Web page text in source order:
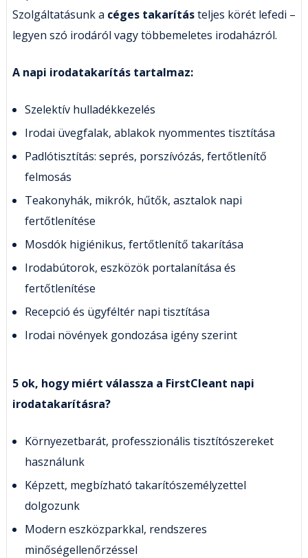
Szolgáltatásunk a céges takarításteljes körét lefedi –
legyen szó irodáról vagy többemeletes irodaházról.
A napi irodatakarítás tartalmaz:
Szelektív hulladékkezelés
Irodai üvegfalak, ablakok nyommentes tisztítása
Padlótisztítás: seprés, porszívózás, fertőtlenítő
felmosás
Teakonyhák, mikrók, hűtők, asztalok napi
fertőtlenítése
Mosdók higiénikus, fertőtlenítő takarítása
Irodabútorok, eszközök portalanítása és
fertőtlenítése
Recepció és ügyféltér napi tisztítása
Irodai növények gondozása igény szerint
5 ok, hogy miért válassza a FirstCleant napi
irodatakarításra?
Környezetbarát, professzionális tisztítószereket
használunk
Képzett, megbízható takarítószemélyzettel
dolgozunk
Modern eszközparkkal, rendszeres
minőségellenőrzéssel